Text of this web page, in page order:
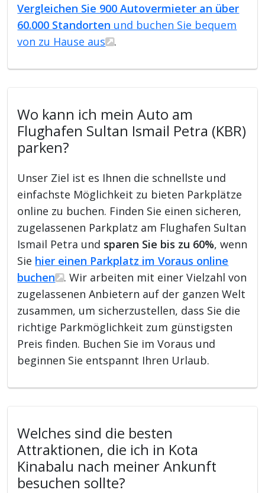
Vergleichen Sie 900 Autovermieter an über
60.000 Standorten und buchen Sie bequem
von zu Hause aus
.
Wo kann ich mein Auto am
Flughafen Sultan Ismail Petra (KBR)
parken?
Unser Ziel ist es Ihnen die schnellste und
einfachste Möglichkeit zu bieten Parkplätze
online zu buchen. Finden Sie einen sicheren,
zugelassenen Parkplatz am Flughafen Sultan
Ismail Petra und sparen Sie bis zu 60%, wenn
Sie hier einen Parkplatz im Voraus online
buchen
. Wir arbeiten mit einer Vielzahl von
zugelassenen Anbietern auf der ganzen Welt
zusammen, um sicherzustellen, dass Sie die
richtige Parkmöglichkeit zum günstigsten
Preis finden. Buchen Sie im Voraus und
beginnen Sie entspannt Ihren Urlaub.
Welches sind die besten
Attraktionen, die ich in Kota
Kinabalu nach meiner Ankunft
besuchen sollte?